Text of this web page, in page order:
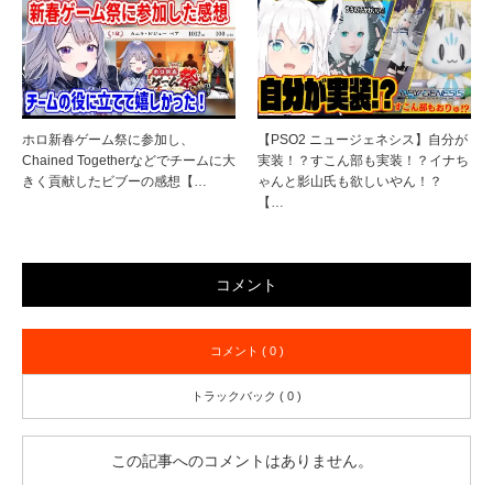
ホロ新春ゲーム祭に参加し、
Chained Togetherなどでチームに大
きく貢献したビブーの感想【…
【PSO2 ニュージェネシス】自分が
実装！？すこん部も実装！？イナち
ゃんと影山氏も欲しいやん！？
【…
コメント
コメント ( 0 )
トラックバック ( 0 )
この記事へのコメントはありません。